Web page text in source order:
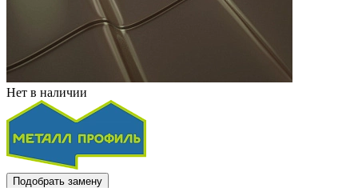
Нет в наличии
Подобрать замену